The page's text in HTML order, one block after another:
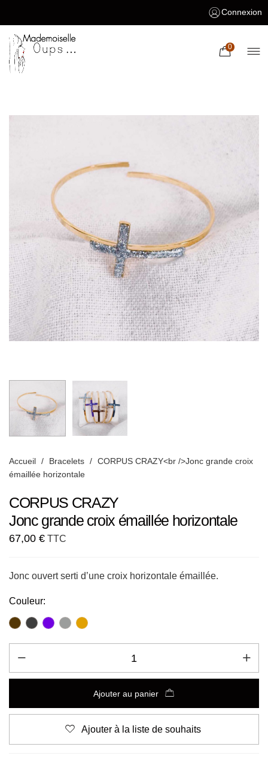
Connexion
0
Accueil / Bracelets / CORPUS CRAZY<br />Jonc grande croix
émaillée horizontale
CORPUS CRAZY
Jonc grande croix émaillée horizontale
67,00 € TTC
Jonc ouvert serti d’une croix horizontale émaillée.
Couleur:
Ajouter au panier
Ajouter à la liste de souhaits